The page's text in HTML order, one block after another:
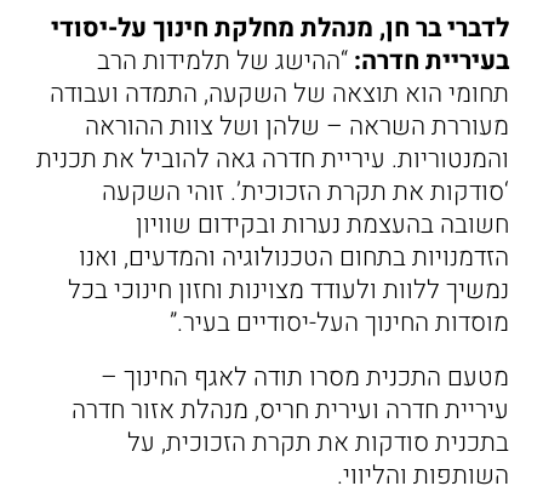
לדברי בר חן, מנהלת מחלקת חינוך על-יסודי
בעיריית חדרה:“ההישג של תלמידות הרב
תחומי הוא תוצאה של השקעה, התמדה ועבודה
מעוררת השראה – שלהן ושל צוות ההוראה
והמנטוריות. עיריית חדרה גאה להוביל את תכנית
‘סודקות את תקרת הזכוכית’. זוהי השקעה
חשובה בהעצמת נערות ובקידום שוויון
הזדמנויות בתחום הטכנולוגיה והמדעים, ואנו
נמשיך ללוות ולעודד מצוינות וחזון חינוכי בכל
מוסדות החינוך העל-יסודיים בעיר.”
מטעם התכנית מסרו תודה לאגף החינוך –
עיריית חדרה ועירית חריס, מנהלת אזור חדרה
בתכנית סודקות את תקרת הזכוכית, על
השותפות והליווי.